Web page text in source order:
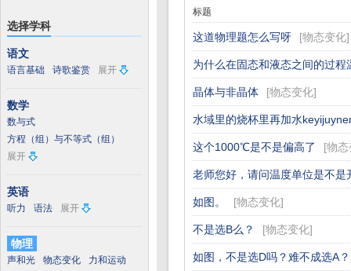
选择学科
语文
语言基础 诗歌鉴赏 展开
数学
数与式
方程（组）与不等式（组）
展开
英语
听力 语法 展开
物理
声和光 物态变化
力和运动
标题
这道物理题怎么写呀 [物态变化]
为什么在固态和液态之间的过程
晶体与非晶体 [物态变化]
水域里的烧杯里再加水
这个1000℃是不是偏高了 [物态
老师您好，请问温度单位是不是
如图。 [物态变化]
不是选B么？ [物态变化]
如图，不是选D吗？难不成选A？